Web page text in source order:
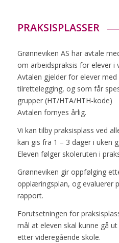
PRAKSISPLASSER
Grønneviken AS har avtale
om arbeidspraksis for elever i
Avtalen gjelder for elever
tilrettelegging, og som får
grupper (HT/HTA/HTH-kode)
Avtalen fornyes årlig.
Vi kan tilby praksisplass ved
kan gis fra 1 – 3 dager i uken
Eleven følger skoleruten i
Grønneviken gir oppfølging
opplæringsplan, og evaluerer
rapport.
Forutsetningen for
mål at eleven skal kunne gå
etter videregående skole.